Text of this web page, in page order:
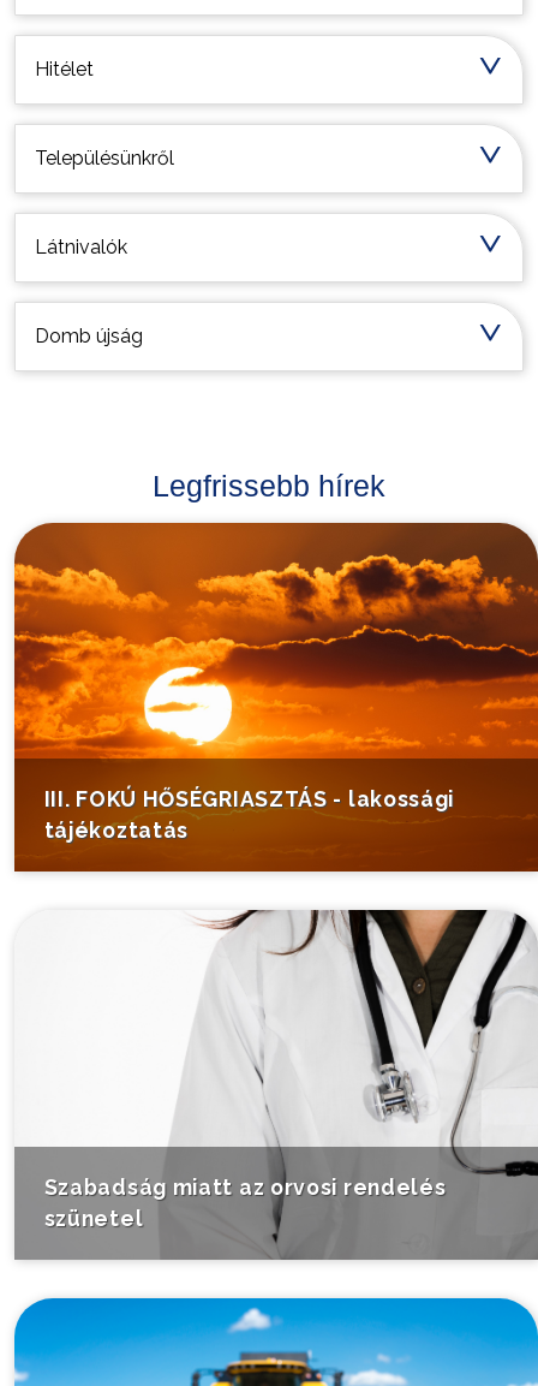
Hitélet
Településünkről
Látnivalók
Domb újság
Legfrissebb hírek
III. FOKÚ HŐSÉGRIASZTÁS - lakossági
tájékoztatás
Szabadság miatt az orvosi rendelés
szünetel